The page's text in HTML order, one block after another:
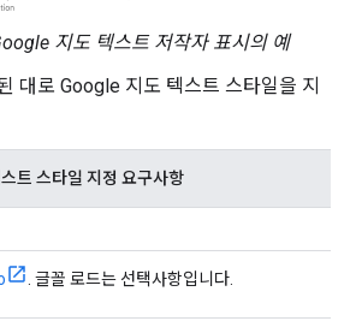
지도 텍스트 저작자 표시의 예
대로 Google 지도 텍스트 스타일을 지
트 스타일 지정 요구사항
. 글꼴 로드는 선택사항입니다.